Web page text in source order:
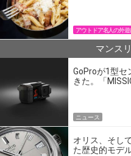
アウトドア名人の外
マンス
GoProが1型セ
きた。「
ニュース
オリス、そし
た歴史的モデ